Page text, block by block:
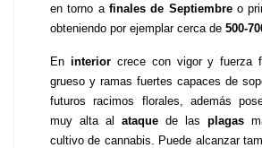
en torno a finales de Septiembre o
obteniendo por ejemplar cerca de 500-
En interior crece con vigor y fuerza
grueso y ramas fuertes capaces de
futuros racimos florales, además
muy alta al ataque de las plagas
cultivo de cannabis. Puede alcanzar